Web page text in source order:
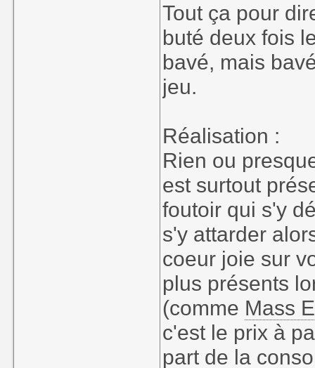
Tout ça pour
buté deux fois
bavé, mais
jeu.
Réalisation :
Rien ou
est surtout
foutoir qui s'y
s'y attarder
coeur joie sur
plus présents
(comme Mass
c'est le prix à
part de la